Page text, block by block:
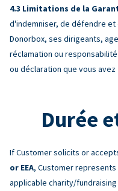
Limitations de la
d'indemniser, de défendre
Donorbox, ses dirigeants,
réclamation ou
ou déclaration que vous
Durée
If Customer solicits or
or EEA, Customer
applicable charity/